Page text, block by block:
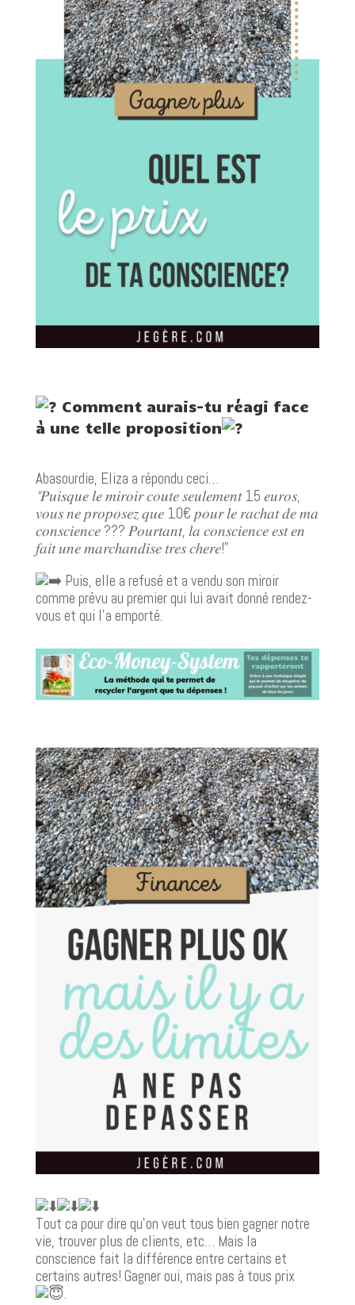
Comment aurais-tu réagi face
à une telle proposition
Abasourdie, Eliza a répondu ceci…
“𝑃𝑢𝑖𝑠𝑞𝑢𝑒 𝑙𝑒 𝑚𝑖𝑟𝑜𝑖𝑟 𝑐𝑜𝑢𝑡𝑒 𝑠𝑒𝑢𝑙𝑒𝑚𝑒𝑛𝑡 15 𝑒𝑢𝑟𝑜𝑠,
𝑣𝑜𝑢𝑠 𝑛𝑒 𝑝𝑟𝑜𝑝𝑜𝑠𝑒𝑧 𝑞𝑢𝑒 10€ 𝑝𝑜𝑢𝑟 𝑙𝑒 𝑟𝑎𝑐ℎ𝑎𝑡 𝑑𝑒 𝑚𝑎
𝑐𝑜𝑛𝑠𝑐𝑖𝑒𝑛𝑐𝑒 ??? 𝑃𝑜𝑢𝑟𝑡𝑎𝑛𝑡, 𝑙𝑎 𝑐𝑜𝑛𝑠𝑐𝑖𝑒𝑛𝑐𝑒 𝑒𝑠𝑡 𝑒𝑛
𝑓𝑎𝑖𝑡 𝑢𝑛𝑒 𝑚𝑎𝑟𝑐ℎ𝑎𝑛𝑑𝑖𝑠𝑒 𝑡𝑟𝑒𝑠 𝑐ℎ𝑒𝑟𝑒!”
Puis, elle a refusé et a vendu son miroir
comme prévu au premier qui lui avait donné rendez-
vous et qui l’a emporté.
Tout ca pour dire qu’on veut tous bien gagner notre
vie, trouver plus de clients, etc… Mais la
conscience fait la différence entre certains et
certains autres! Gagner oui, mais pas à tous prix
.